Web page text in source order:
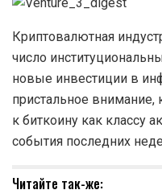
Криптовалютная
число
новые инвестиции в
пристальное
к биткоину как классу
события последних
Читайте так-же: